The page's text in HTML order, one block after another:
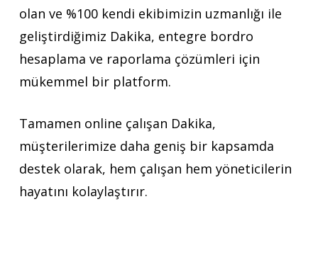
olan ve %100 kendi ekibimizin uzmanlığı ile
geliştirdiğimiz Dakika, entegre bordro
hesaplama ve raporlama çözümleri için
mükemmel bir platform.
Tamamen online çalışan Dakika,
müşterilerimize daha geniş bir kapsamda
destek olarak, hem çalışan hem yöneticilerin
hayatını kolaylaştırır.